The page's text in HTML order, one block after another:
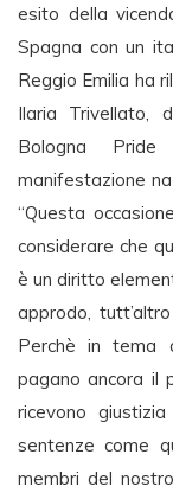
esito della
Spagna con un
Reggio Emilia ha
Ilaria Trivellato,
Bologna
manifestazione
“Questa
considerare che
è un diritto
approdo,
Perchè in tema
pagano ancora il
ricevono
sentenze come
membri del